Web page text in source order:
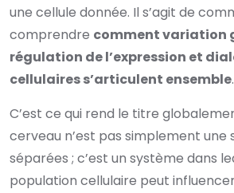
une cellule donnée. Il s’agit de
comprendre comment variation
régulation de l’expression et
cellulaires s’articulent ensemble.
C’est ce qui rend le titre
cerveau n’est pas simplement une
séparées ; c’est un système dans
population cellulaire peut